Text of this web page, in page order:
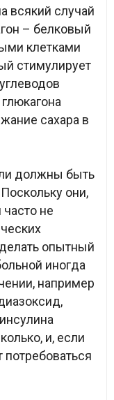
всякий случай
– белковый
клетками
стимулирует
сахара в
должны быть
они,
не
опытный
иногда
например
и, если
потребоваться